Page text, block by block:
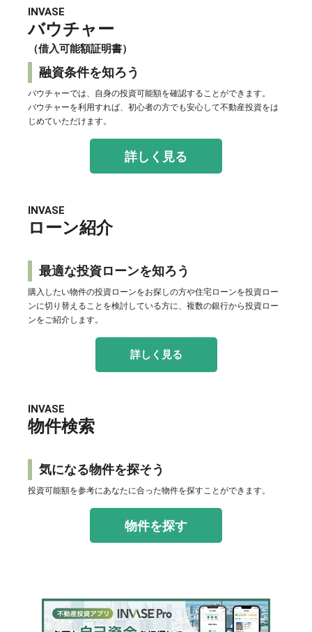
INVASE
バウチャー
（借入可能額証明書）
融資条件を知ろう
バウチャーでは、自身の投資可能額を確認することができます。
バウチャーを利用すれば、初心者の方でも安心して不動産投資をは
じめていただけます。
詳しく見る
INVASE
ローン紹介
最適な投資ローンを知ろう
購入したい物件の投資ローンをお探しの方や住宅ローンを投資ロー
ンに切り替えることを検討している方に、複数の銀行から投資ロー
ンをご紹介します。
詳しく見る
INVASE
物件検索
気になる物件を探そう
投資可能額を参考にあなたに合った物件を探すことができます。
物件を探す